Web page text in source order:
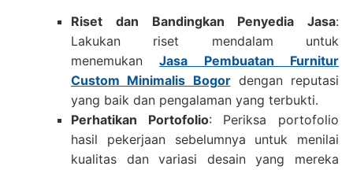
Riset dan Bandingkan Penyedia Jasa:
Lakukan riset mendalam untuk
menemukanJasa Pembuatan Furnitur
Custom Minimalis Bogordengan reputasi
yang baik dan pengalaman yang terbukti.
Perhatikan Portofolio: Periksa portofolio
hasil pekerjaan sebelumnya untuk menilai
kualitas dan variasi desain yang mereka